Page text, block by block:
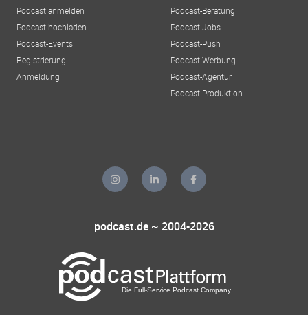
Podcast anmelden
Podcast hochladen
Podcast-Events
Registrierung
Anmeldung
Podcast-Beratung
Podcast-Jobs
Podcast-Push
Podcast-Werbung
Podcast-Agentur
Podcast-Produktion
podcast.de ~ 2004-2026